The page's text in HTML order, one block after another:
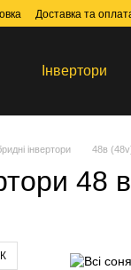
Доставка та
Інвертори
інвертори 48в
48